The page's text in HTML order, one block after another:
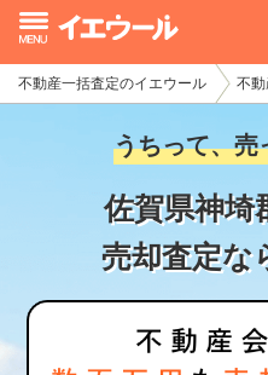
不動産一括査定のイエウール 不
うちって、売
佐賀県神埼
売却査定な
イエウール加盟希望の不動産
初めての方へ
不動産売却の流れ
不動産の売却・一括査定
家査定シミュレーター